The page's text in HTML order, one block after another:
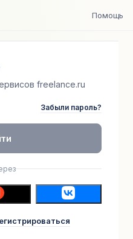
Помощь
freelance.ru
Забыли пароль?